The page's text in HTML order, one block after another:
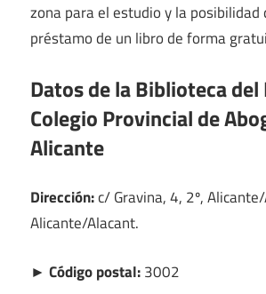
zona para el estudio y la posibilidad
préstamo de un libro de forma
Datos de la Biblioteca
Colegio Provincial de
Alicante
Dirección:c/ Gravina, 4, 2º,
Alicante/Alacant.
► Código postal:3002